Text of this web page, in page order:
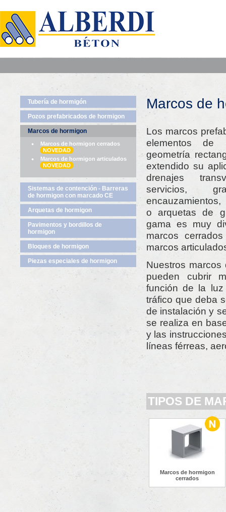
Tubería de hormigón
Pozos prefabricados de hormigon
Marcos de hormigon
Marcos de hormigon cerrados
NOVEDAD
Marcos de hormigon articulados
NOVEDAD
Sistemas de contención - Barreras
de hormigon con marcado CE
Arquetas de hormigon
Pavimentos y bordillos de
hormigon
Bloques de hormigon
Piezas especiales de hormigon
Marcos de
Los marcos
elementos de
geometría
extendido su
drenajes
servicios,
o arquetas de
gama es muy
marcos
marcos
Nuestros marcos
pueden cubrir
función de la
tráfico que deba
de instalación y
se realiza en
y las
líneas férreas,
TIPOS DE
Marcos de hormigon
cerrados